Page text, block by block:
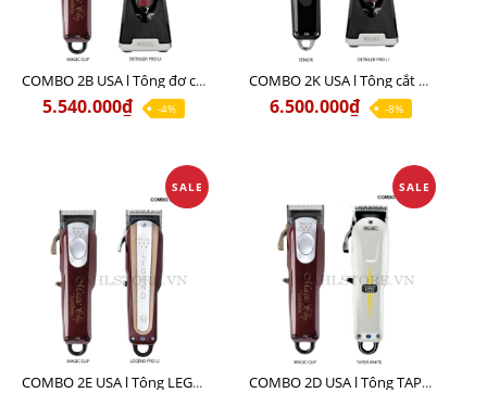
COMBO 2B USA l Tông đơ cắt Magic clip Red + Tông đơ viền Detailer Pro Li
5.540.000₫ -4%
COMBO 2K USA l Tông cắt SENIOR +Tông viền DETAILER PRO LI
6.500.000₫ -8%
SALE
COMBO 2E USA l Tông LEGEND PRO LI + Tông MAGIC CLIP
SALE
COMBO 2D USA l Tông TAPER WHITE + Tông MAGIC CLIP